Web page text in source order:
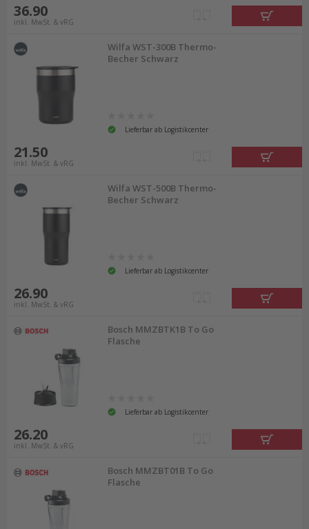
36.90
inkl. MwSt. & vRG
Wilfa WST-300B Thermo-
Becher Schwarz
Lieferbar ab Logistikcenter
21.50
inkl. MwSt. & vRG
Wilfa WST-500B Thermo-
Becher Schwarz
Lieferbar ab Logistikcenter
26.90
inkl. MwSt. & vRG
Bosch MMZBTK1B To Go
Flasche
Lieferbar ab Logistikcenter
26.20
inkl. MwSt. & vRG
Bosch MMZBT01B To Go
Flasche